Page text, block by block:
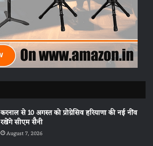
करनाल से 10 अगस्त को प्रोग्रेसिव हरियाणा की नई नींव
रखेंगे सीएम सैनी
August 7, 2026